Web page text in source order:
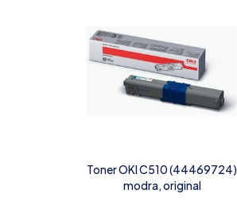
Toner OKI C510 (44469724)
modra, original